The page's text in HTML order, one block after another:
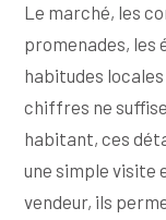
Le marché, les
promenades, les
habitudes
chiffres ne
habitant, ces
une simple visite
vendeur, ils